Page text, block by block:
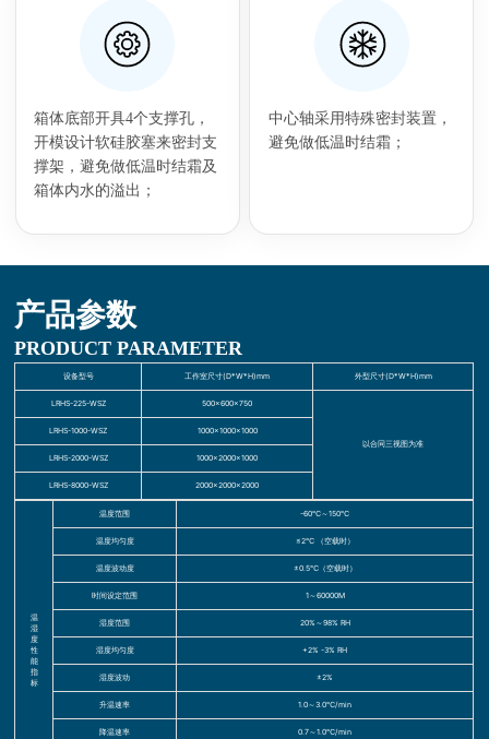
箱体底部开具4个支撑孔，
开模设计软硅胶塞来密封支
撑架，避免做低温时结霜及
箱体内水的溢出；
中心轴采用特殊密封装置，
避免做低温时结霜；
产品参数
PRODUCT PARAMETER
设备型号 工作室尺寸(D*W*H)mm 外型尺寸(D*W*H)mm
LRHS-225-WSZ 500×600×750
以合同三视图为准
LRHS-1000-WSZ 1000×1000×1000
LRHS-2000-WSZ 1000×2000×1000
LRHS-8000-WSZ 2000×2000×2000
温
湿
度
性
能
指
标
温度范围 -60℃～150℃
温度均匀度 ≤2℃ （空载时）
温度波动度 ±0.5℃（空载时）
时间设定范围 1～60000M
湿度范围 20%～98% RH
湿度均匀度 +2% -3% RH
湿度波动 ±2%
升温速率 1.0～3.0℃/min
降温速率 0.7～1.0℃/min